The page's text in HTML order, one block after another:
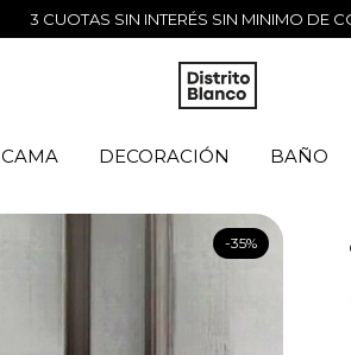
3 CUOTAS SIN INTERÉS SIN MINIMO DE
CAMA DECORACIÓN BAÑO
-35%